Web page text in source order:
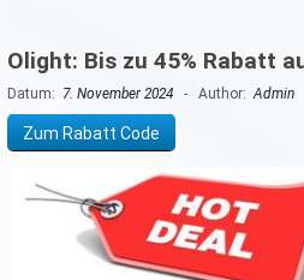
Olight: Bis zu 45% Rabatt
Datum: 7. November 2024- Author:Admin
Zum Rabatt Code